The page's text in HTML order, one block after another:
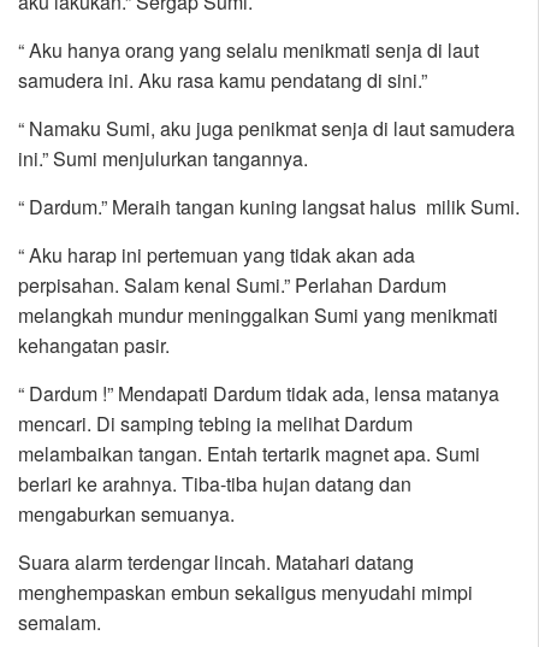
“ Aku hanya orang yang selalu menikmati senja di laut
samudera ini. Aku rasa kamu pendatang di sini.”
“ Namaku Sumi, aku juga penikmat senja di laut samudera
ini.” Sumi menjulurkan tangannya.
“ Dardum.” Meraih tangan kuning langsat halus milik Sumi.
“ Aku harap ini pertemuan yang tidak akan ada
perpisahan. Salam kenal Sumi.” Perlahan Dardum
melangkah mundur meninggalkan Sumi yang menikmati
kehangatan pasir.
“ Dardum !” Mendapati Dardum tidak ada, lensa matanya
mencari. Di samping tebing ia melihat Dardum
melambaikan tangan. Entah tertarik magnet apa. Sumi
berlari ke arahnya. Tiba-tiba hujan datang dan
mengaburkan semuanya.
Suara alarm terdengar lincah. Matahari datang
menghempaskan embun sekaligus menyudahi mimpi
semalam.